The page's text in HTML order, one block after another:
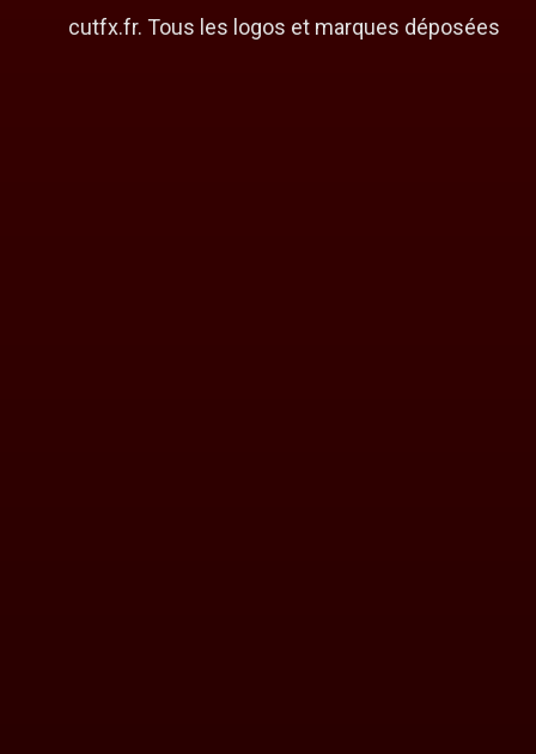
cutfx.fr. Tous les logos et marques déposées